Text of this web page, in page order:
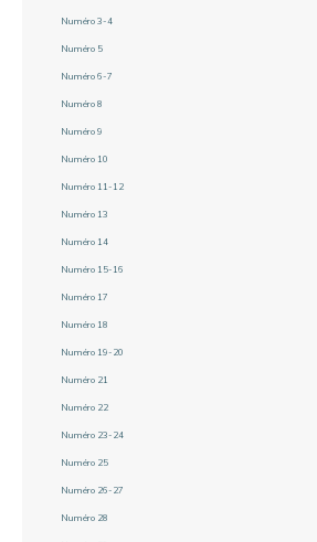
Numéro 3-4
Numéro 5
Numéro 6-7
Numéro 8
Numéro 9
Numéro 10
Numéro 11-12
Numéro 13
Numéro 14
Numéro 15-16
Numéro 17
Numéro 18
Numéro 19-20
Numéro 21
Numéro 22
Numéro 23-24
Numéro 25
Numéro 26-27
Numéro 28